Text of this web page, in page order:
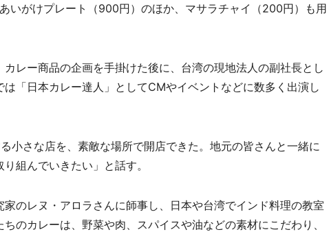
いがけプレート（900円）のほか、マサラチャイ（200円）も用
レー商品の企画を手掛けた後に、台湾の現地法人の副社長とし
「日本カレー達人」としてCMやイベントなどに数多く出演し
小さな店を、素敵な場所で開店できた。地元の皆さんと一緒に
組んでいきたい」と話す。
のレヌ・アロラさんに師事し、日本や台湾でインド料理の教室
のカレーは、野菜や肉、スパイスや油などの素材にこだわり、